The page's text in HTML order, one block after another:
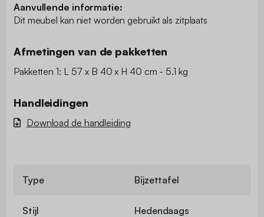
Aanvullende informatie:
Dit meubel kan niet worden gebruikt als zitplaats
Afmetingen van de pakketten
Pakketten 1: L 57 x B 40 x H 40 cm - 5.1 kg
Handleidingen
Download de handleiding
Type Bijzettafel
Stijl Hedendaags